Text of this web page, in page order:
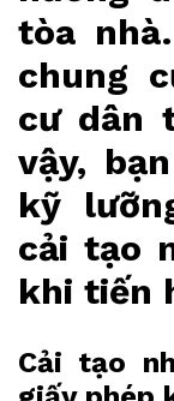
tòa
chung
cư dân
vậy,
kỹ
cải tạo
khi tiến
Cải tạo